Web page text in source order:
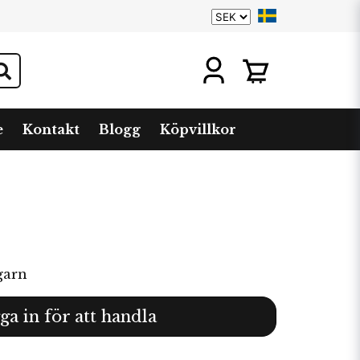
Kontakt Blogg Köpvillkor
in för att handla